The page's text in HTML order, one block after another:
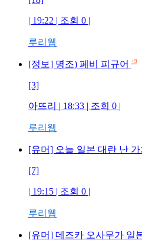
| 19:22 | 조회 0 |
루리웹
[정보] 명조) 페비 피규어 +9
[3]
아뜨리 | 18:33 | 조회 0 |
루리웹
[유머] 오늘 일본 대란 난
[7]
| 19:15 | 조회 0 |
루리웹
[유머] 데즈카 오사무가 일